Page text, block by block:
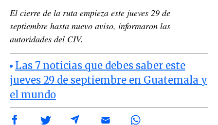
El cierre de la ruta empieza este jueves 29 de
septiembre hasta nuevo aviso, informaron las
autoridades del CIV.
Las 7 noticias que debes saber este
jueves 29 de septiembre en Guatemala y
el mundo